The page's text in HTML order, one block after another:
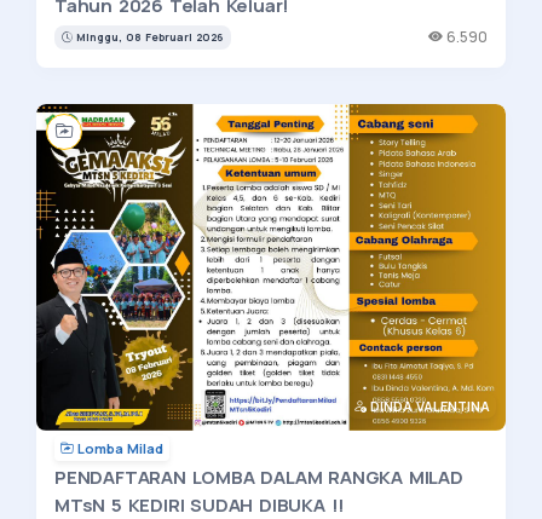
Minggu, 08 Februari 2026 6.590
DINDA VALENTINA
Lomba Milad
PENDAFTARAN LOMBA DALAM RANGKA MILAD
MTsN 5 KEDIRI SUDAH DIBUKA !!